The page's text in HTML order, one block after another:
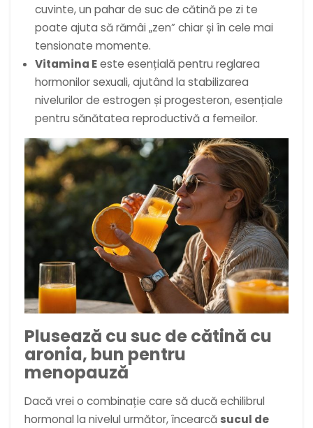
cuvinte, un pahar de suc de cătină pe zi te
poate ajuta să rămâi „zen” chiar și în cele mai
tensionate momente.
Vitamina Eeste esențială pentru reglarea
hormonilor sexuali, ajutând la stabilizarea
nivelurilor de estrogen și progesteron, esențiale
pentru sănătatea reproductivă a femeilor.
Plusează cu suc de cătină cu
aronia, bun pentru
menopauză
Dacă vrei o combinație care să ducă echilibrul
hormonal la nivelul următor, încearcă sucul de